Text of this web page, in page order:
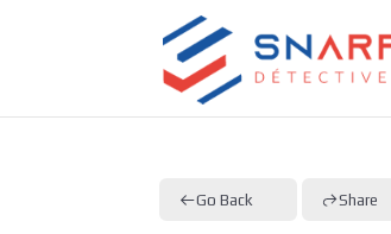
Go Back Share